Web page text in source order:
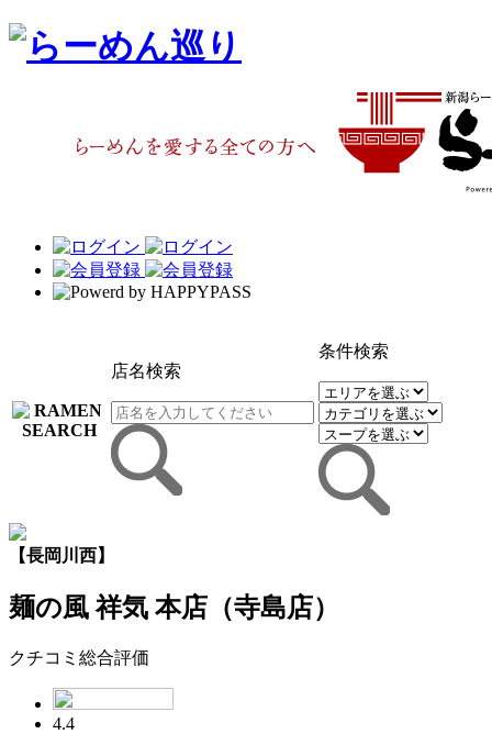
店名検索
条件検索
【長岡川西】
麺の風 祥気 本店（寺島店）
クチコミ総合評価
4.4